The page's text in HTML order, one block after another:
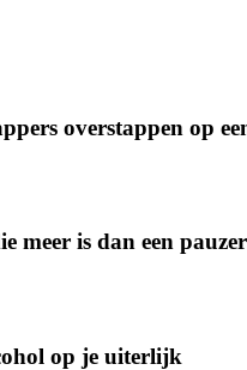
overstappen op
meer is dan een
op je uiterlijk